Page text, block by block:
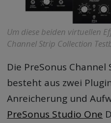
Um diese beiden virtuellen
Channel Strip Collection
Die PreSonus
besteht aus zwei
Anreicherung und
PreSonus Studio One